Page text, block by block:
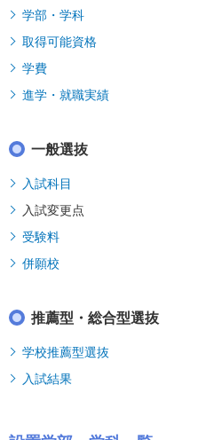
学部・学科
取得可能資格
学費
進学・就職実績
一般選抜
入試科目
入試変更点
受験料
併願校
推薦型・総合型選抜
学校推薦型選抜
入試結果